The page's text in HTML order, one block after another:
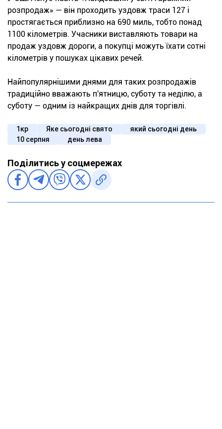
розпродаж» — він проходить уздовж траси 127 і
простягається приблизно на 690 миль, тобто понад
1100 кілометрів. Учасники виставляють товари на
продаж уздовж дороги, а покупці можуть їхати сотні
кілометрів у пошуках цікавих речей.
Найпопулярнішими днями для таких розпродажів
традиційно вважають п'ятницю, суботу та неділю, а
суботу — одним із найкращих днів для торгівлі.
1кр Яке сьогодні свято
який сьогодні день
10 серпня
день лева
Поділитись у соцмережах